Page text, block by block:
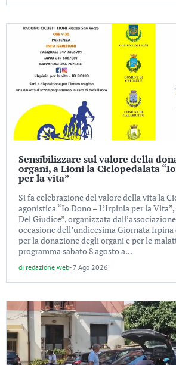
Sensibilizzare sul valore della
organi, a Lioni la Ciclopedalata
per la vita”
Si fa celebrazione del valore della vita la
agonistica “Io Dono – L’Irpinia per la
Del Giudice”, organizzata
occasione dell’undicesima Giornata
per la donazione degli organi e per le
programma sabato 8 agosto a...
di redazione web-7 Ago 2026